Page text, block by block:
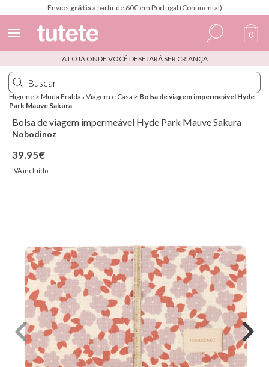
Envios grátisa partir de 60€ em Portugal (Continental)
Espanhol
Italiano
Inglês
Português
0
A LOJA ONDE VOCÊ DESEJARÁ SER CRIANÇA
Higiene > Muda Fraldas Viagem e Casa > Bolsa de viagem impermeável Hyde
Park Mauve Sakura
Bolsa de viagem impermeável Hyde Park Mauve Sakura
Nobodinoz
39.95€
IVA incluído